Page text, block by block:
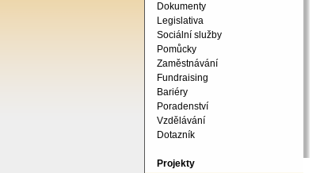
Dokumenty
Legislativa
Sociální služby
Pomůcky
Zaměstnávání
Fundraising
Bariéry
Poradenství
Vzdělávání
Dotazník
Projekty